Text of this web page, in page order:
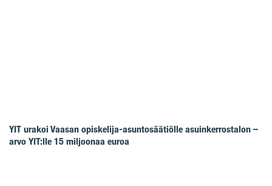
YIT urakoi Vaasan opiskelija-asuntosäätiölle asuinkerrostalon –
arvo YIT:lle 15 miljoonaa euroa